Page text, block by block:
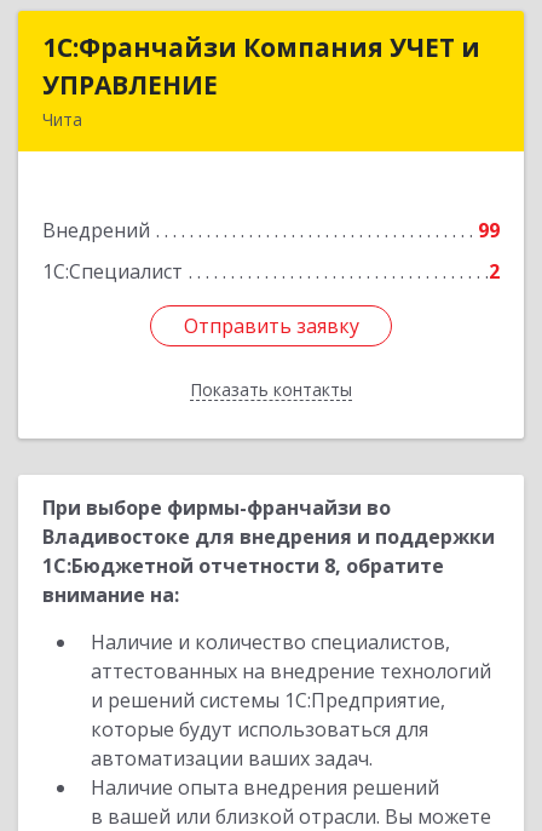
1С:Франчайзи Компания УЧЕТ и
УПРАВЛЕНИЕ
Чита
Внедрений
99
1С:Специалист
2
Отправить заявку
Показать контакты
1С:Франчайзи Компания УЧЕТ и
Подробнее
Отправить заявку
Назад
При выборе фирмы-франчайзи во
Владивостоке для внедрения и поддержки
1С:Бюджетной отчетности 8, обратите
внимание на:
Наличие и количество специалистов,
аттестованных на внедрение технологий
и решений системы 1С:Предприятие,
которые будут использоваться для
автоматизации ваших задач.
Наличие опыта внедрения решений
в вашей или близкой отрасли. Вы можете